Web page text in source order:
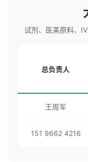
试剂、医美原料、
总负责人
王周军
151 9662 4216